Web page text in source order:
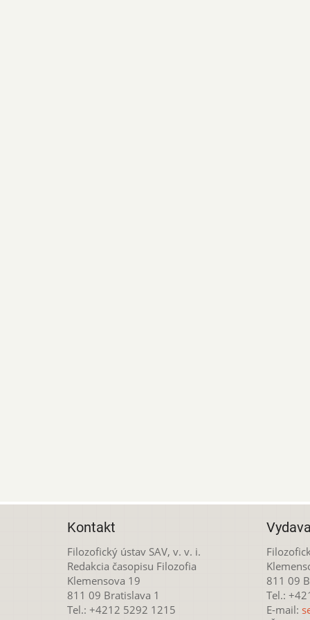
Kontakt
Filozofický ústav SAV, v. v. i.
Redakcia časopisu Filozofia
Klemensova 19
811 09 Bratislava 1
Tel.: +4212 5292 1215
811 09
Tel.:
E-mail: